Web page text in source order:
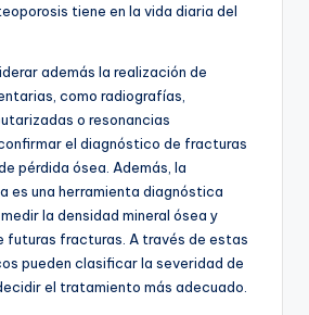
tiene en la vida diaria del
además la realización de
como radiografías,
o resonancias
el diagnóstico de fracturas
pérdida ósea. Además, la
es una herramienta diagnóstica
la densidad mineral ósea y
futuras fracturas. A través de estas
pueden clasificar la severidad de
el tratamiento más adecuado.